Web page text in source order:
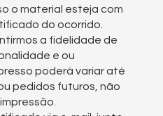
o material esteja com
do ocorrido.
a fidelidade de
e ou
poderá variar até
pedidos futuros, não